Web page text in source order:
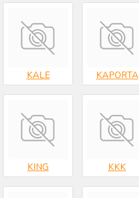
KALE KAPORTA
KING KKK